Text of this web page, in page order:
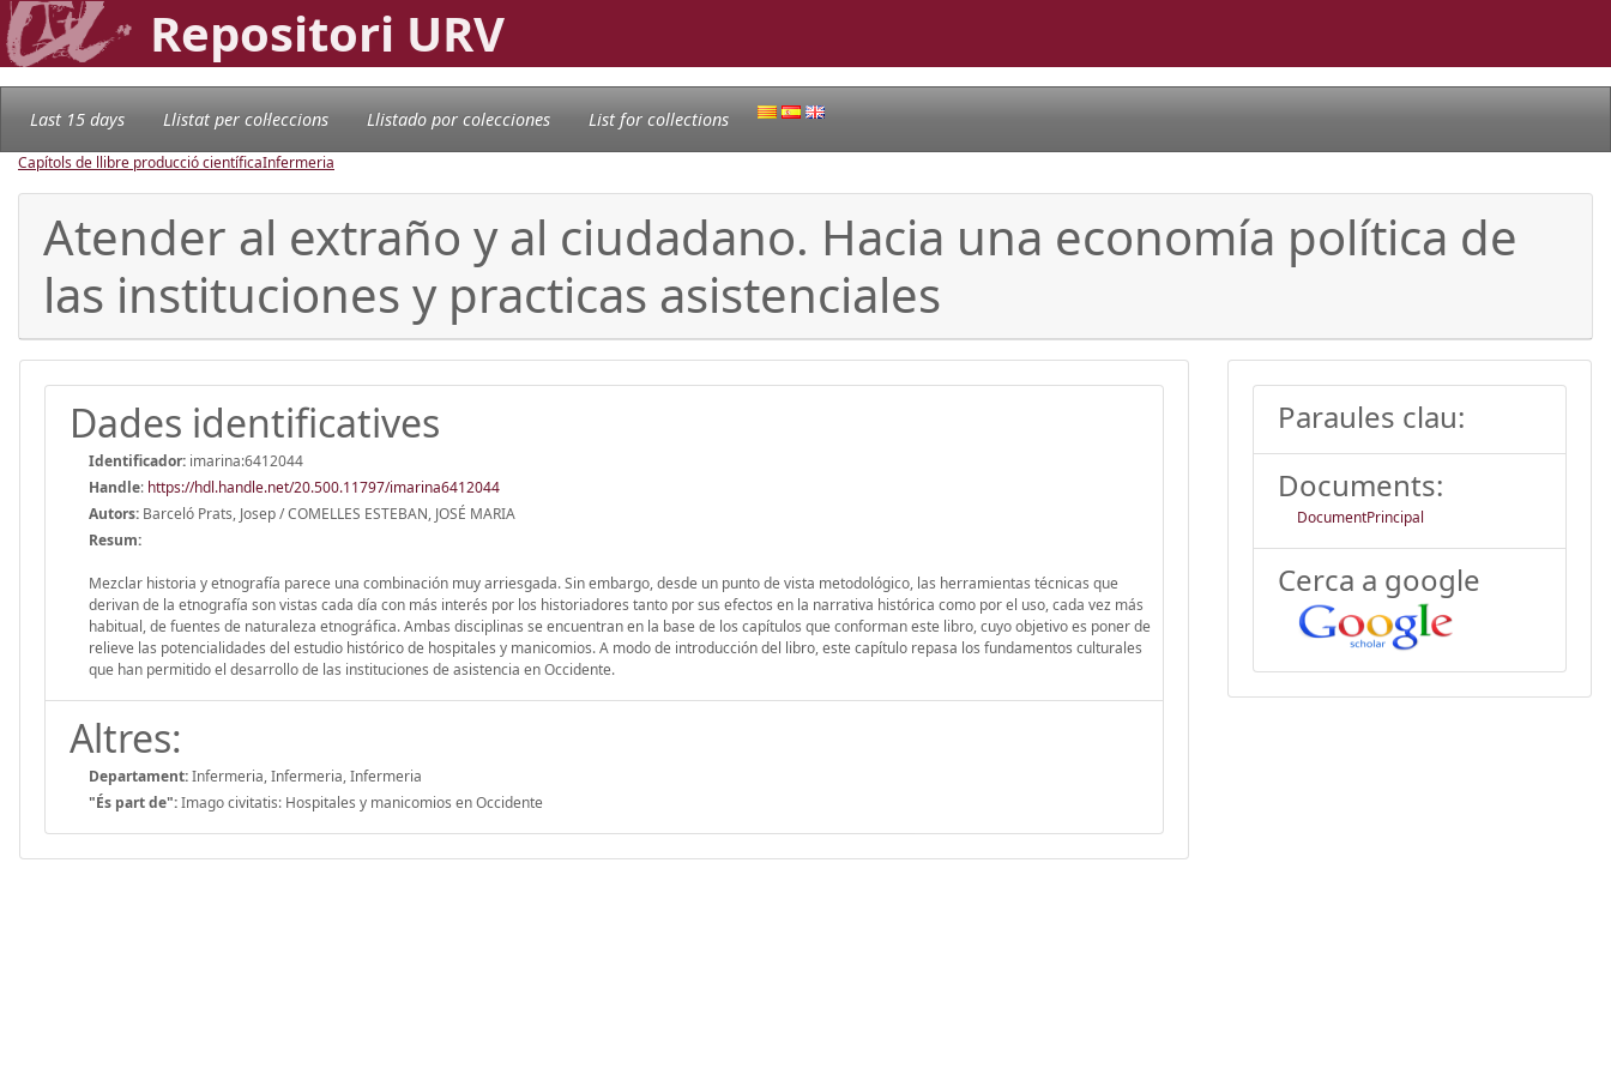
Repositori URV
Last 15 days Llistat per col·leccions Llistado por colecciones List for collections
Capítols de llibre producció científicaInfermeria
Atender al extraño y al ciudadano. Hacia una economía política de
las instituciones y practicas asistenciales
Dades identificatives
Identificador: imarina:6412044
Handle: https://hdl.handle.net/20.500.11797/imarina6412044
Autors: Barceló Prats, Josep / COMELLES ESTEBAN, JOSÉ MARIA
Resum:
Mezclar historia y etnografía parece una combinación muy arriesgada. Sin embargo, desde un punto de vista metodológico, las herramientas técnicas que
derivan de la etnografía son vistas cada día con más interés por los historiadores tanto por sus efectos en la narrativa histórica como por el uso, cada vez más
habitual, de fuentes de naturaleza etnográfica. Ambas disciplinas se encuentran en la base de los capítulos que conforman este libro, cuyo objetivo es poner de
relieve las potencialidades del estudio histórico de hospitales y manicomios. A modo de introducción del libro, este capítulo repasa los fundamentos culturales
que han permitido el desarrollo de las instituciones de asistencia en Occidente.
Altres:
Departament:Infermeria, Infermeria, Infermeria
"És part de":Imago civitatis: Hospitales y manicomios en Occidente
Paraules clau:
Documents:
DocumentPrincipal
Cerca a google